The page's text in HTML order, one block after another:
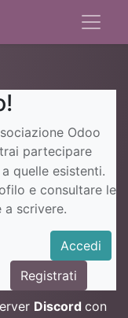
Odoo
partecipare
quelle esistenti.
e consultare le
a scrivere.
Accedi
Registrati
Discord con